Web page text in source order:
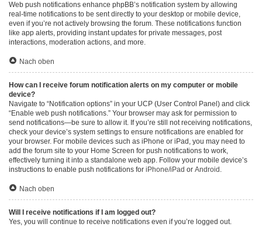
Web push notifications enhance phpBB’s notification system by allowing
real-time notifications to be sent directly to your desktop or mobile device,
even if you’re not actively browsing the forum. These notifications function
like app alerts, providing instant updates for private messages, post
interactions, moderation actions, and more.
Nach oben
How can I receive forum notification alerts on my computer or mobile
device?
Navigate to “Notification options” in your UCP (User Control Panel) and click
“Enable web push notifications.” Your browser may ask for permission to
send notifications—be sure to allow it. If you’re still not receiving notifications,
check your device’s system settings to ensure notifications are enabled for
your browser. For mobile devices such as iPhone or iPad, you may need to
add the forum site to your Home Screen for push notifications to work,
effectively turning it into a standalone web app. Follow your mobile device’s
instructions to enable push notifications for iPhone/iPad or Android .
Nach oben
Will I receive notifications if I am logged out?
Yes, you will continue to receive notifications even if you’re logged out.